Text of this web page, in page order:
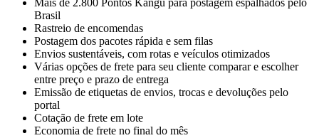
Mais de 2.800 Pontos Kangu para postagem espalhados pelo
Brasil
Rastreio de encomendas
Postagem dos pacotes rápida e sem filas
Envios sustentáveis, com rotas e veículos otimizados
Várias opções de frete para seu cliente comparar e escolher
entre preço e prazo de entrega
Emissão de etiquetas de envios, trocas e devoluções pelo
portal
Cotação de frete em lote
Economia de frete no final do mês